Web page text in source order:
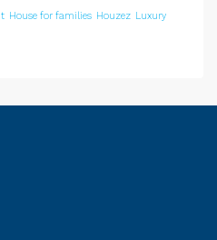
House for families Houzez Luxury